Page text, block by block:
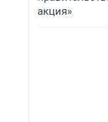
акция»